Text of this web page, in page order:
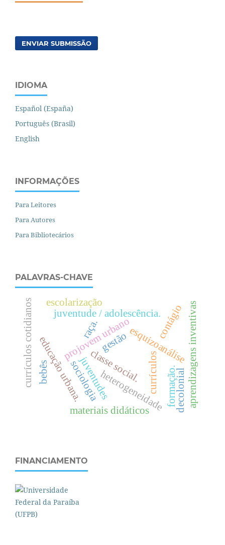
ENVIAR SUBMISSÃO
IDIOMA
Español (España)
Português (Brasil)
English
INFORMAÇÕES
Para Leitores
Para Autores
Para Bibliotecários
PALAVRAS-CHAVE
currículos
projovem urbano
juventude / adolescência.
e
d
u
c
a
ç
ã
o
u
r
b
a
n
a
.
c
l
a
s
s
e
s
o
c
i
a
l
.
raça.
gestão
juventudes
escolarização
heterogeneidade
materiais didáticos
currículos cotidianos esquizoanálise
formação.decolonial
bebês
contágioaprendizagens inventivas
sociologia
FINANCIAMENTO